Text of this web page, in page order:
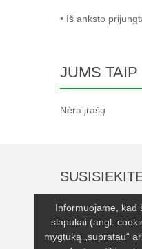
• Iš anksto
JUMS TAIP
Nėra įrašų
Įmonės kodas:
Adresas:
Informuojame, kad
slapukai (angl.
mygtuką „supratau“